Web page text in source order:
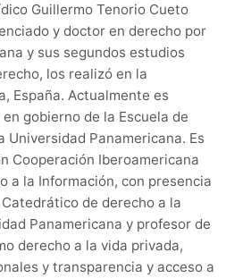
Guillermo Tenorio Cueto
y doctor en derecho por
y sus segundos estudios
los realizó en la
España. Actualmente es
gobierno de la Escuela de
Universidad Panamericana. Es
Cooperación Iberoamericana
a la Información, con presencia
de derecho a la
Panamericana y profesor de
derecho a la vida privada,
y transparencia y acceso a